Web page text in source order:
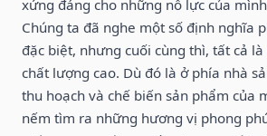
xứng đáng cho những nỗ lực của
Chúng ta đã nghe một số định nghĩa
đặc biệt, nhưng cuối cùng thì, tất cả
chất lượng cao. Dù đó là ở phía nhà
thu hoạch và chế biến sản phẩm của
nếm tìm ra những hương vị phong